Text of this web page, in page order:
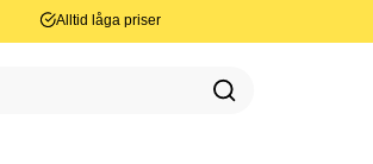
Alltid låga priser